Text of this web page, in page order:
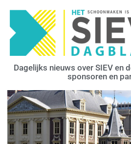
Dagelijks nieuws over SIEV en
sponsoren en